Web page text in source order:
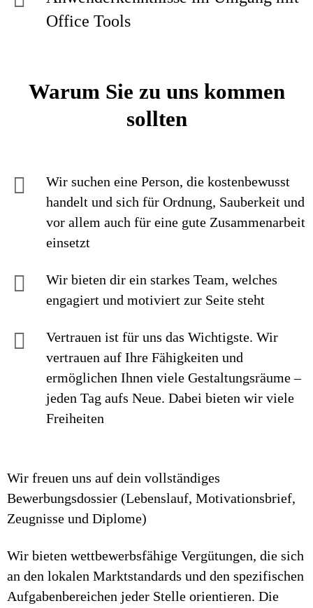
Office Tools
Warum Sie zu uns kommen
sollten
Wir suchen eine Person, die kostenbewusst
handelt und sich für Ordnung, Sauberkeit und
vor allem auch für eine gute Zusammenarbeit
einsetzt
Wir bieten dir ein starkes Team, welches
engagiert und motiviert zur Seite steht
Vertrauen ist für uns das Wichtigste. Wir
vertrauen auf Ihre Fähigkeiten und
ermöglichen Ihnen viele Gestaltungsräume –
jeden Tag aufs Neue. Dabei bieten wir viele
Freiheiten
Wir freuen uns auf dein vollständiges
Bewerbungsdossier (Lebenslauf, Motivationsbrief,
Zeugnisse und Diplome)
Wir bieten wettbewerbsfähige Vergütungen, die sich
an den lokalen Marktstandards und den spezifischen
Aufgabenbereichen jeder Stelle orientieren. Die